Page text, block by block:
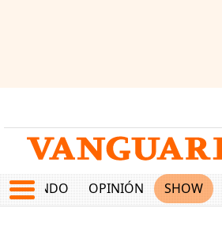
MUNDO OPINIÓN SHOW